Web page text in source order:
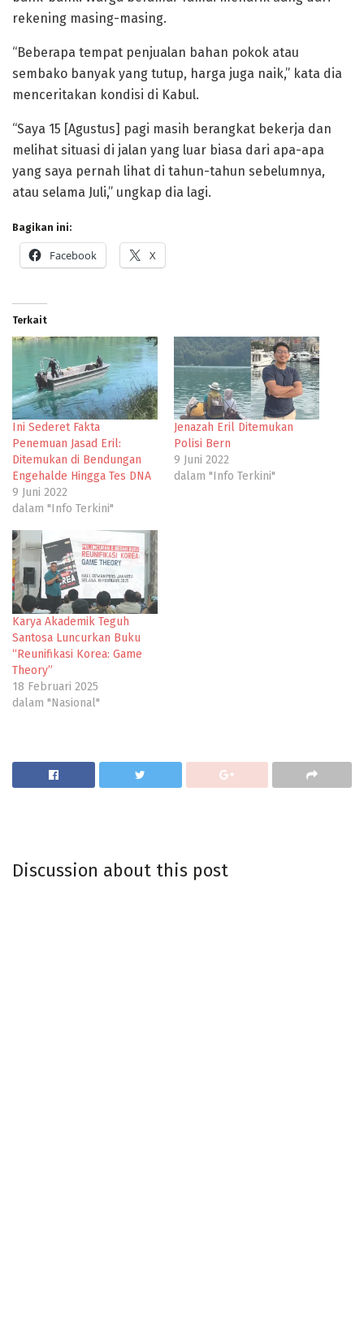
rekening masing-masing.
“Beberapa tempat penjualan bahan pokok atau
sembako banyak yang tutup, harga juga naik,” kata dia
menceritakan kondisi di Kabul.
“Saya 15 [Agustus] pagi masih berangkat bekerja dan
melihat situasi di jalan yang luar biasa dari apa-apa
yang saya pernah lihat di tahun-tahun sebelumnya,
atau selama Juli,” ungkap dia lagi.
Bagikan ini:
Facebook X
Terkait
Ini Sederet Fakta
Penemuan Jasad Eril:
Ditemukan di Bendungan
Engehalde Hingga Tes DNA
9 Juni 2022
dalam "Info Terkini"
Jenazah Eril Ditemukan
Polisi Bern
9 Juni 2022
dalam "Info Terkini"
Karya Akademik Teguh
Santosa Luncurkan Buku
“Reunifikasi Korea: Game
Theory”
18 Februari 2025
dalam "Nasional"
Discussion about this post